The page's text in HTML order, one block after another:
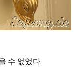
수 없었다.